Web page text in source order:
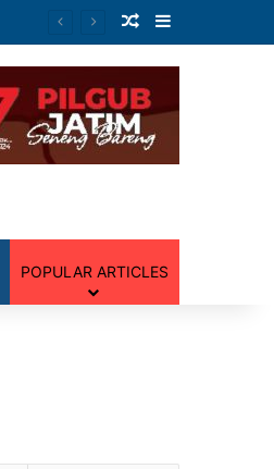
Artikel Random
POPULAR ARTICLES